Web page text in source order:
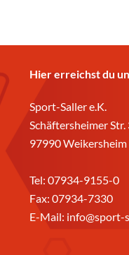
Hier erreichst du
Sport-Saller e.K.
Schäftersheimer Str.
97990 Weikersheim
Tel: 07934-9155-0
Fax: 07934-7330
E-Mail: info@sport-